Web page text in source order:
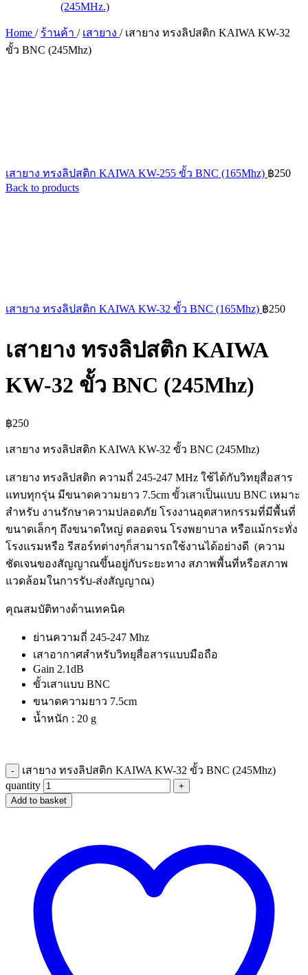
Home / ร้านค้า / เสายาง / เสายาง ทรงลิปสติก KAIWA KW-32
ขั้ว BNC (245Mhz)
เสายาง ทรงลิปสติก KAIWA KW-255 ขั้ว BNC (165Mhz) ฿250
Back to products
เสายาง ทรงลิปสติก KAIWA KW-32 ขั้ว BNC (165Mhz) ฿250
เสายาง ทรงลิปสติก KAIWA
KW-32 ขั้ว BNC (245Mhz)
฿250
เสายาง ทรงลิปสติก KAIWA KW-32 ขั้ว BNC (245Mhz)
เสายาง ทรงลิปสติก ความถี่ 245-247 MHz ใช้ได้กับวิทยุสื่อสาร
แทบทุกรุ่น มีขนาดความยาว 7.5cm ขั้วเสาเป็นแบบ BNC เหมาะ
สำหรับ งานรักษาความปลอดภัย โรงงานอุตสาหกรรมที่มีพื้นที่
ขนาดเล็กๆ ถึงขนาดใหญ่ ตลอดจน โรงพยาบาล หรือแม้กระทั่ง
โรงแรมหรือ รีสอร์ทต่างๆก็สามารถใช้งานได้อย่างดี (ความ
ชัดเจนของสัญญาณขึ้นอยู่กับระยะทาง สภาพพื้นที่หรือสภาพ
แวดล้อมในการรับ-ส่งสัญญาณ)
คุณสมบัติทางด้านเทคนิค
ย่านความถี่ 245-247 Mhz
เสาอากาศสำหรับวิทยุสื่อสารแบบมือถือ
Gain 2.1dB
ขั้วเสาแบบ BNC
ขนาดความยาว 7.5cm
น้ำหนัก : 20 g
-
เสายาง ทรงลิปสติก KAIWA KW-32 ขั้ว BNC (245Mhz)
quantity
+
Add to basket